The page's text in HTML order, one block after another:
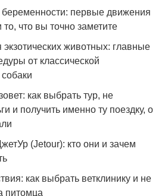
беременности: первые движения
что вы точно заметите
животных: главные
от классической
как выбрать тур, не
и получить именно ту поездку, о
(Jetour): кто они и зачем
как выбрать ветклинику и не
питомца